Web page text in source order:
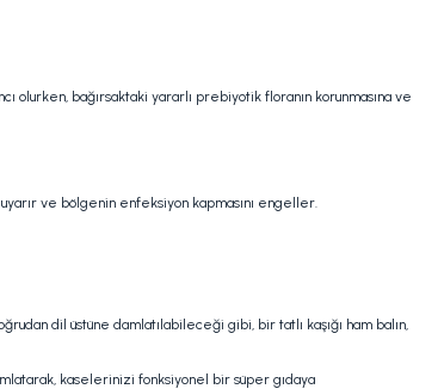
olurken, bağırsaktaki yararlı prebiyotik floranın korunmasına ve
ve bölgenin enfeksiyon kapmasını engeller.
dil üstüne damlatılabileceği gibi, bir tatlı kaşığı ham balın,
kaselerinizi fonksiyonel bir süper gıdaya